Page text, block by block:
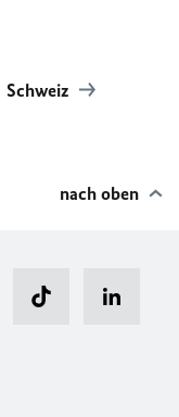
Schweiz
nach oben